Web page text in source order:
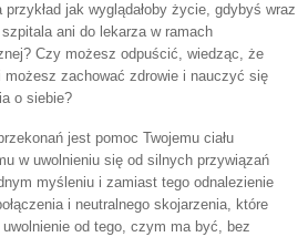
jak wyglądałoby życie, gdybyś wraz
ani do lekarza w ramach
Czy możesz odpuścić, wiedząc, że
możesz zachować zdrowie i nauczyć się
o siebie?
jest pomoc Twojemu ciału
w uwolnieniu się od silnych przywiązań
myśleniu i zamiast tego odnalezienie
i neutralnego skojarzenia, które
od tego, czym ma być, bez